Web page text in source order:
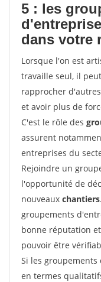
5 : les
dans votre
Lorsque l'on est
travaille seul, il
rapprocher
et avoir plus de
C'est le rôle des
assurent
entreprises du
Rejoindre un
l'opportunité de
nouveaux chantiers
groupements
bonne réputation
pouvoir être
Si les
en termes